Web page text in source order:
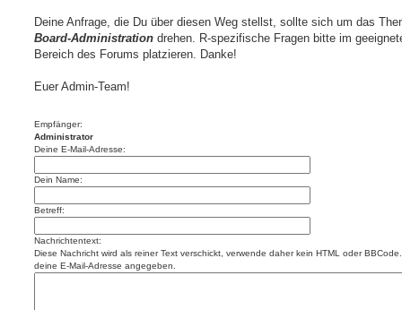
Deine Anfrage, die Du über diesen Weg stellst, sollte sich um das
Board-Administration drehen. R-spezifische Fragen bitte im
Bereich des Forums platzieren. Danke!
Euer Admin-Team!
Empfänger:
Administrator
Deine E-Mail-Adresse:
Dein Name:
Betreff:
Nachrichtentext:
Diese Nachricht wird als reiner Text verschickt, verwende daher kein HTML oder
deine E-Mail-Adresse angegeben.